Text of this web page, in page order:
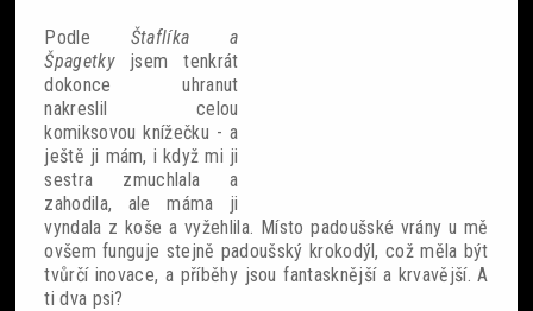
Podle Štaflíka a
Špagetky jsem tenkrát
dokonce uhranut
nakreslil celou
komiksovou knížečku - a
ještě ji mám, i když mi ji
sestra zmuchlala a
zahodila, ale máma ji
vyndala z koše a vyžehlila. Místo padoušské vrány u mě
ovšem funguje stejně padoušský krokodýl, což měla být
tvůrčí inovace, a příběhy jsou fantasknější a krvavější. A
ti dva psi?